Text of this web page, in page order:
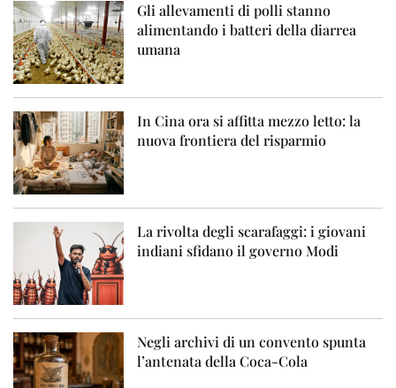
Gli allevamenti di polli stanno
alimentando i batteri della diarrea
umana
In Cina ora si affitta mezzo letto: la
nuova frontiera del risparmio
La rivolta degli scarafaggi: i giovani
indiani sfidano il governo Modi
Negli archivi di un convento spunta
l’antenata della Coca-Cola